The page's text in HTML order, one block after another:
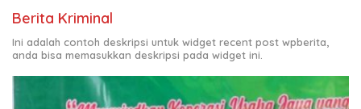
Berita Kriminal
Ini adalah contoh deskripsi untuk widget recent post wpberita,
anda bisa memasukkan deskripsi pada widget ini.